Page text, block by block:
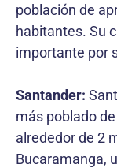
población de
habitantes. Su
importante por
Santander:
más poblado
alrededor de 2
Bucaramanga,